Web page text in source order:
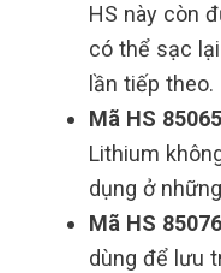
HS này còn
có thể sạc
lần tiếp theo.
Mã HS
Lithium
dụng ở
Mã HS
dùng để lưu